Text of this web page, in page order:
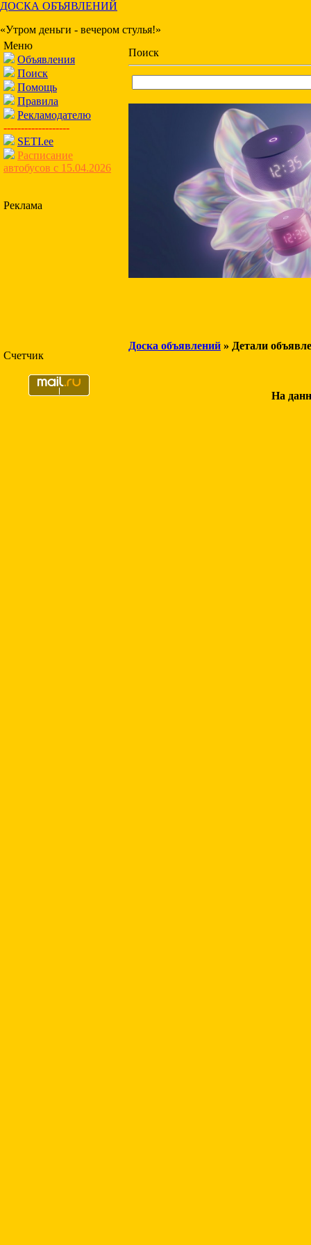
ДОСКА ОБЪЯВЛЕНИЙ
«Утром деньги - вечером стулья!»
Меню
Объявления
Поиск
Помощь
Правила
Рекламодателю
-------------------
SETI.ee
Расписание
автобусов с 15.04.2026
Реклама
Счетчик
Поиск
Доска объявлений » Детали
На